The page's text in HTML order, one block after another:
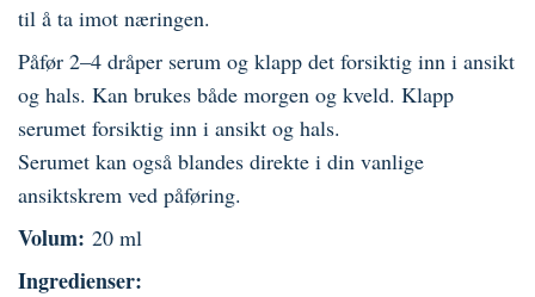
til å ta imot næringen.
Påfør 2–4 dråper serum og klapp det forsiktig inn i ansikt
og hals. Kan brukes både morgen og kveld. Klapp
serumet forsiktig inn i ansikt og hals.
Serumet kan også blandes direkte i din vanlige
ansiktskrem ved påføring.
Volum: 20 ml
Ingredienser: